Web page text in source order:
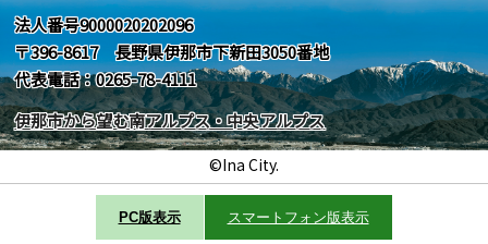
法人番号9000020202096
〒396-8617 長野県伊那市下新田3050番地
代表電話：0265-78-4111
伊那市から望む南アルプス・中央アルプス
©Ina City.
PC版表示 スマートフォン版表示